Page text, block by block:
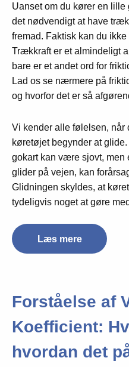
Uanset om du kører en
det nødvendigt at have
fremad. Faktisk kan du
Trækkraft er et almindeligt
bare er et andet ord for
Lad os se nærmere på
og hvorfor det er så
Vi kender alle følelsen,
køretøjet begynder at
gokart kan være sjovt, men
glider på vejen, kan
Glidningen skyldes, at
tydeligvis noget at gøre
Læs mere
Forståelse af
Koefficient:
hvordan det